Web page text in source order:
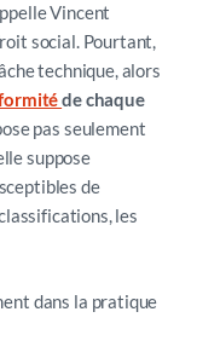
Vincent
social. Pourtant,
technique, alors
de chaque
pas seulement
suppose
de
les
dans la pratique